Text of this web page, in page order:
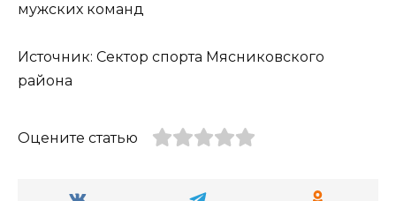
мужских команд
Источник: Сектор спорта Мясниковского
района
Оцените статью